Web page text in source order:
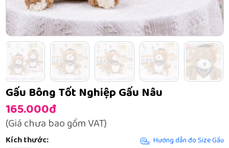
Gấu Bông Tốt Nghiệp Gấu Nâu
165.000đ
(Giá chưa bao gồm VAT)
Kích thước:
Hướng dẫn đo Size Gấu